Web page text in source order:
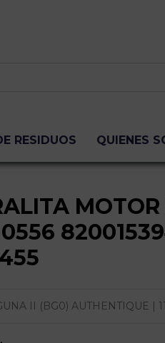
RESIDUOS QUIENES
MOTOR
II (BG0) AUTHENTIQUE |